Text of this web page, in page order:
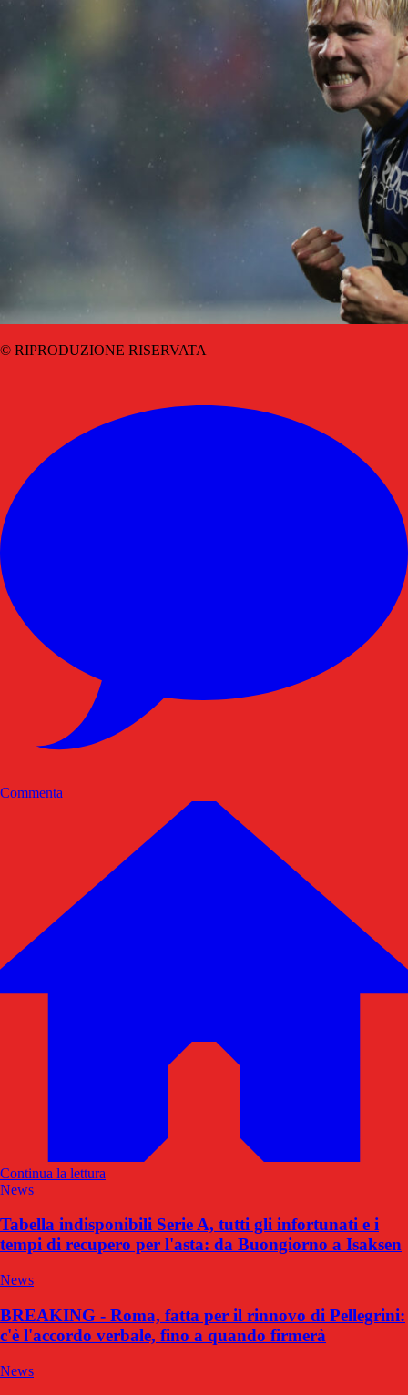
© RIPRODUZIONE RISERVATA
Commenta
Continua la lettura
News
Tabella indisponibili Serie A, tutti gli infortunati e i
tempi di recupero per l'asta: da Buongiorno a Isaksen
News
BREAKING - Roma, fatta per il rinnovo di Pellegrini:
c'è l'accordo verbale, fino a quando firmerà
News